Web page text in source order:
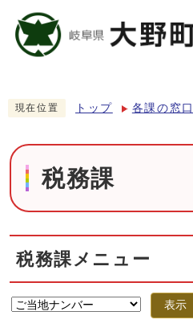
現在位置 トップ 各課の窓口
税務課
税務課メニュー
表示